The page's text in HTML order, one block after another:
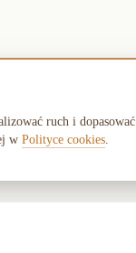
ruch i
w Polityce cookies